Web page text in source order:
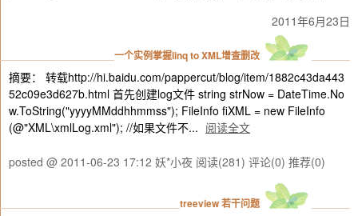
2011年6月23日
一个实例掌握linq to XML增查删改
摘要： 转载http://hi.baidu.com/pappercut/blog/item/1882c43da443
52c09e3d627b.html 首先创建log文件 string strNow = DateTime.No
w.ToString("yyyyMMddhhmmss"); FileInfo fiXML = new FileInfo
(@"XML\xmlLog.xml"); //如果文件不... 阅读全文
posted @ 2011-06-23 17:12 妖*小夜 阅读(281) 评论(0) 推荐(0)
treeview 若干问题